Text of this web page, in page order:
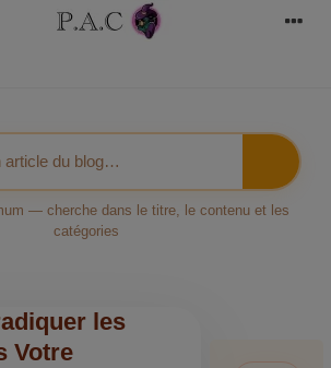
— cherche dans le titre, le contenu et les
catégories
les
Votre